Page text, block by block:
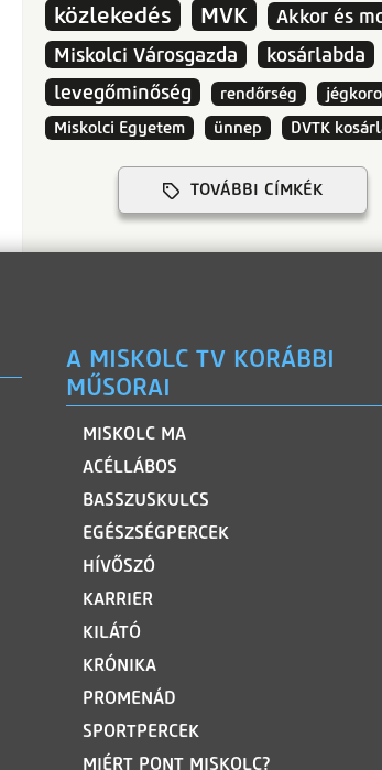
közlekedés MVK
Akkor és
Miskolci Városgazda
kosárlabda
levegőminőség
rendőrség
Miskolci Egyetem
ünnep DVTK
TOVÁBBI CÍMKÉK
A MISKOLC TV KORÁBBI
MŰSORAI
MISKOLC MA
ACÉLLÁBOS
BASSZUSKULCS
EGÉSZSÉGPERCEK
HÍVŐSZÓ
KARRIER
KILÁTÓ
KRÓNIKA
PROMENÁD
SPORTPERCEK
MIÉRT PONT MISKOLC?